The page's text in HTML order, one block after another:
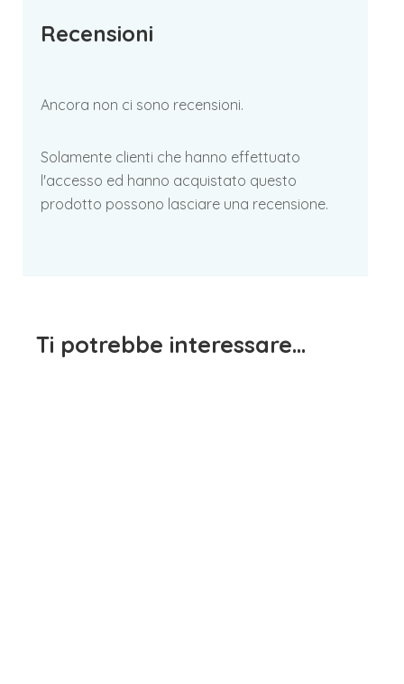
Recensioni
Ancora non ci sono recensioni.
Solamente clienti che hanno effettuato
l'accesso ed hanno acquistato questo
prodotto possono lasciare una recensione.
Ti potrebbe interessare…